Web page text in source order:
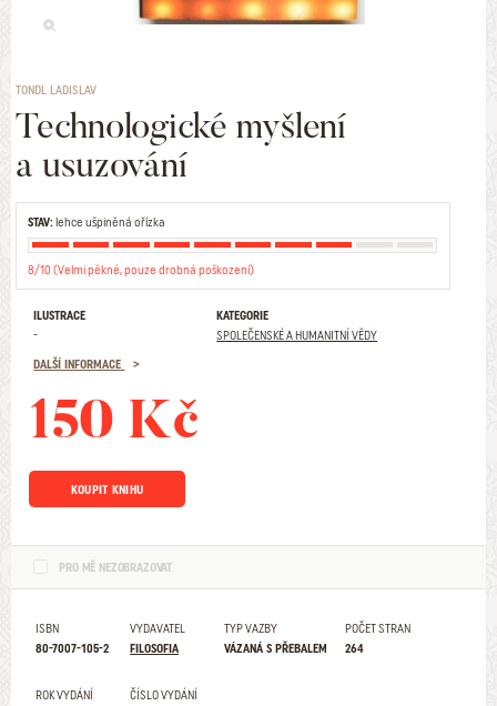
TONDL LADISLAV
Technologické myšlení
a usuzování
STAV:lehce ušpiněná ořízka
8/10 (Velmi pěkné, pouze drobná poškození)
ILUSTRACE
-
KATEGORIE
SPOLEČENSKÉ A HUMANITNÍ VĚDY
DALŠÍ INFORMACE
150 Kč
KOUPIT KNIHU
PRO MĚ NEZOBRAZOVAT
ISBN
80-7007-105-2
VYDAVATEL
FILOSOFIA
TYP VAZBY
VÁZANÁ S PŘEBALEM
POČET STRAN
264
ROK VYDÁNÍ
ČÍSLO VYDÁNÍ